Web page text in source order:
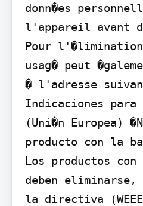
donn�es
l'appareil avant
Pour
usag� peut
� l'adresse
Indicaciones
(Uni�n Europea)
producto con la
Los productos con
deben eliminarse,
la directiva